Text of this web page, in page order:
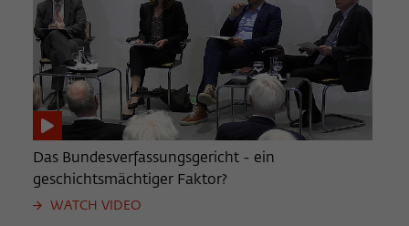
Das Bundesverfassungsgericht - ein
geschichtsmächtiger Faktor?
WATCH VIDEO